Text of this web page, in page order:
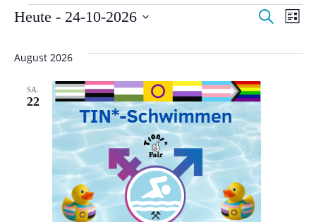
Veranstaltungen
V
e
r
a
n
s
Suche
V
e
Liste
Heute - 24-10-2026
wählen.
August 2026
SA.
22